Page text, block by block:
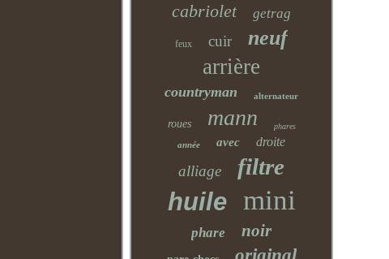
cabriolet getrag
feux cuir neuf
arrière
countryman alternateur
roues mann phares
année avec droite
alliage filtre
huile mini
phare noir